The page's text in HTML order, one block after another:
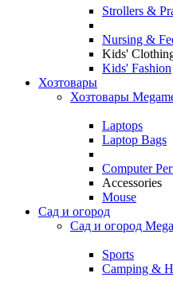
Strollers &
Nursing &
Kids'
Kids' Fashion
Хозтовары
Хозтовары
Laptops
Laptop Bags
Computer
Accessories
Mouse
Сад и огород
Сад и огород
Sports
Camping &